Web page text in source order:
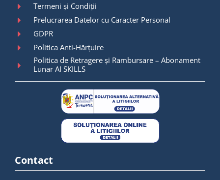
Termeni și Condiții
Prelucrarea Datelor cu Caracter Personal
GDPR
Politica Anti-Hărțuire
Politica de Retragere și Rambursare – Abonament
Lunar AI SKILLS
Contact